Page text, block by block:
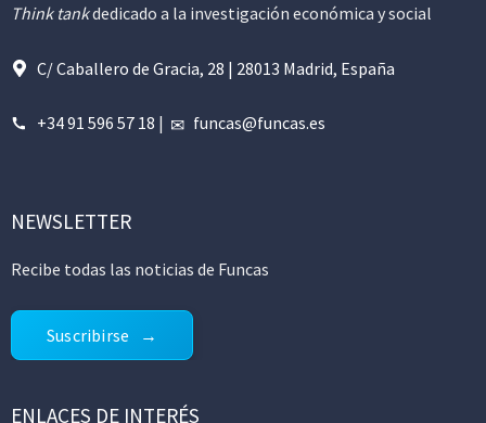
Think tankdedicado a la investigación económica y social
C/ Caballero de Gracia, 28 | 28013 Madrid, España
+34 91 596 57 18 | funcas@funcas.es
NEWSLETTER
Recibe todas las noticias de Funcas
Suscribirse
ENLACES DE INTERÉS